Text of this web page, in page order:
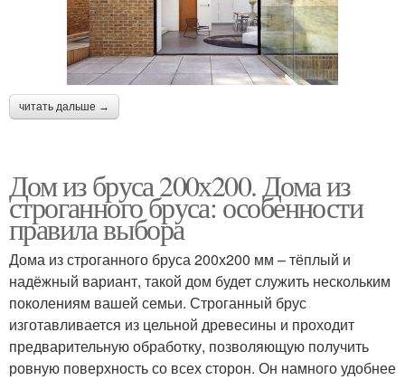
читать дальше →
Дом из бруса 200х200. Дома из
строганного бруса: особенности
правила выбора
Дома из строганного бруса 200х200 мм – тёплый и
надёжный вариант, такой дом будет служить нескольким
поколениям вашей семьи. Строганный брус
изготавливается из цельной древесины и проходит
предварительную обработку, позволяющую получить
ровную поверхность со всех сторон. Он намного удобнее